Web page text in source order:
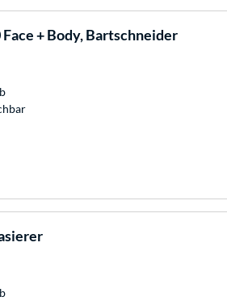
+ Body, Bartschneider